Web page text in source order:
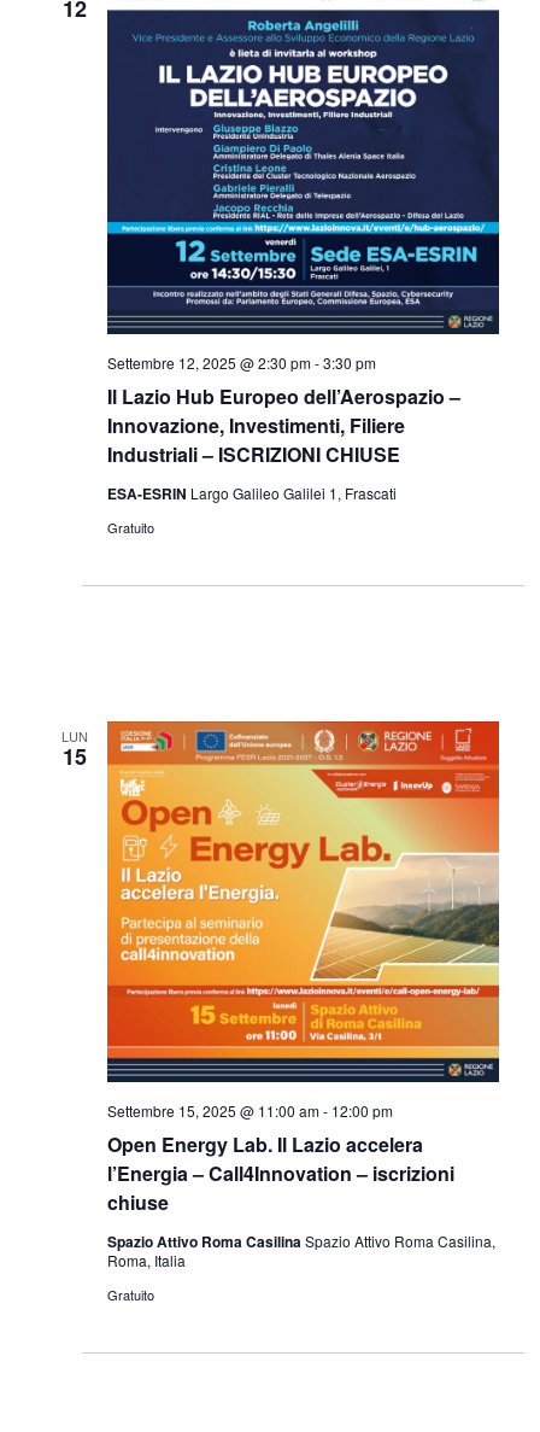
12
Il Lazio Hub Europeo dell’Aerospazio –
Innovazione, Investimenti, Filiere
Industriali – ISCRIZIONI CHIUSE
Settembre 12, 2025 @ 2:30 pm-3:30 pm
ESA-ESRIN Largo Galileo Galilei 1, Frascati
Gratuito
LUN
15
Open Energy Lab. Il Lazio accelera
l’Energia – Call4Innovation – iscrizioni
chiuse
Settembre 15, 2025 @ 11:00 am- 12:00 pm
Spazio Attivo Roma CasilinaSpazio Attivo Roma Casilina,
Roma, Italia
Gratuito